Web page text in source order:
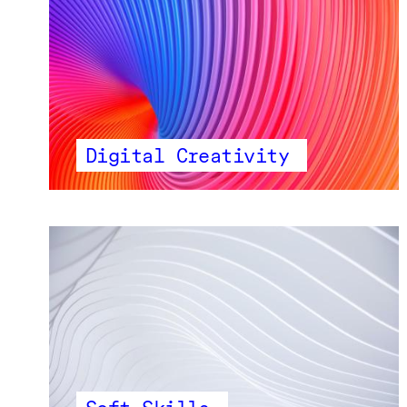
Digital Creativity